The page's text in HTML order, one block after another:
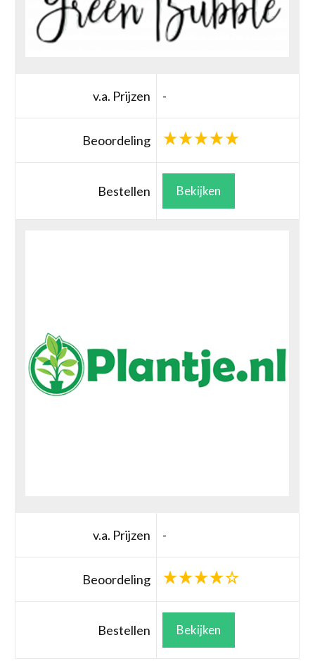
v.a. Prijzen -
Beoordeling
Bestellen Bekijken
v.a. Prijzen -
Beoordeling
Bestellen Bekijken